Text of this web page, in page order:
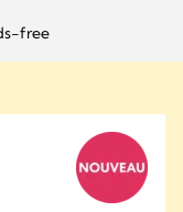
free